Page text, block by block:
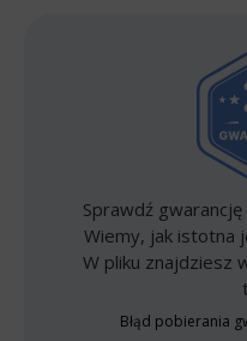
Sprawdź
Wiemy, jak istotna
W pliku znajdziesz
Błąd pobierania